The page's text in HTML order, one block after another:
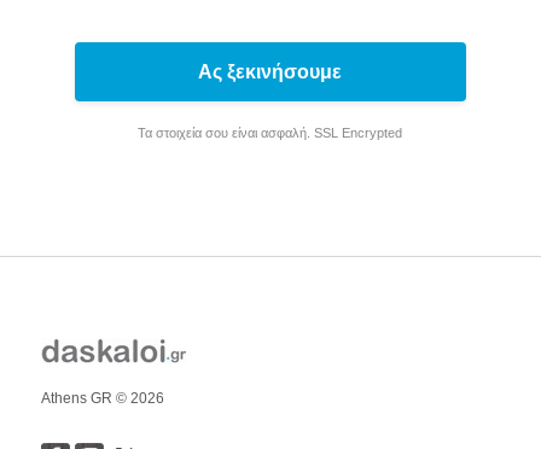
Ας ξεκινήσουμε
Τα στοιχεία σου είναι ασφαλή. SSL Encrypted
Athens GR © 2026